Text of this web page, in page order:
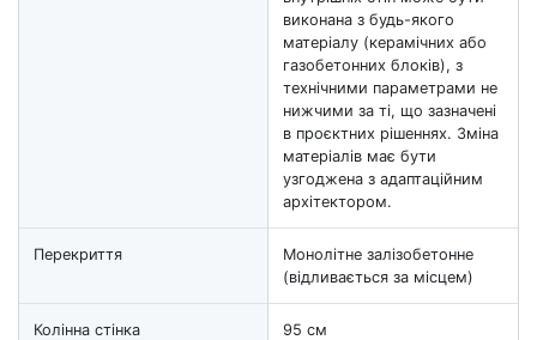
виконана з будь-якого
матеріалу (керамічних або
газобетонних блоків), з
технічними параметрами не
нижчими за ті, що зазначені
в проєктних рішеннях. Зміна
матеріалів має бути
узгоджена з адаптаційним
архітектором.
Перекриття
Монолітне залізобетонне
(відливається за місцем)
Колінна стінка 95 см